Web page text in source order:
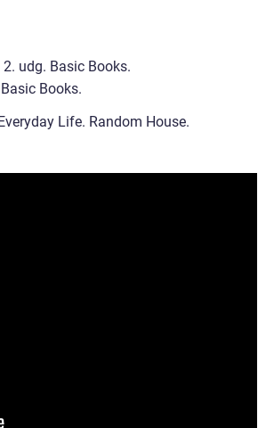
udg. Basic Books.
Books.
Life. Random House.